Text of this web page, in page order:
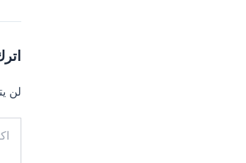
لن
هنا...